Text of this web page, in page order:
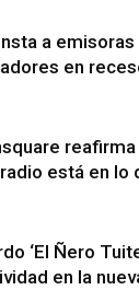
a
en
está en lo
‘El Ñero
en la